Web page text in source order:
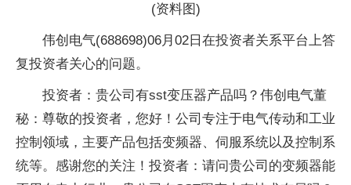
(资料图)
伟创电气(688698)06月02日在投资者关系平台上答
复投资者关心的问题。
投资者：贵公司有sst变压器产品吗？伟创电气董
秘：尊敬的投资者，您好！公司专注于电气传动和工业
控制领域，主要产品包括变频器、伺服系统以及控制系
统等。感谢您的关注！投资者：请问贵公司的变频器能